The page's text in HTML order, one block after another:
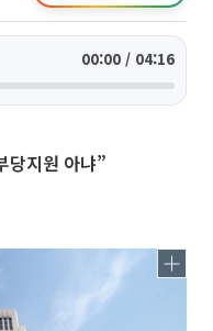
00:00 / 04:16
당지원 아냐”